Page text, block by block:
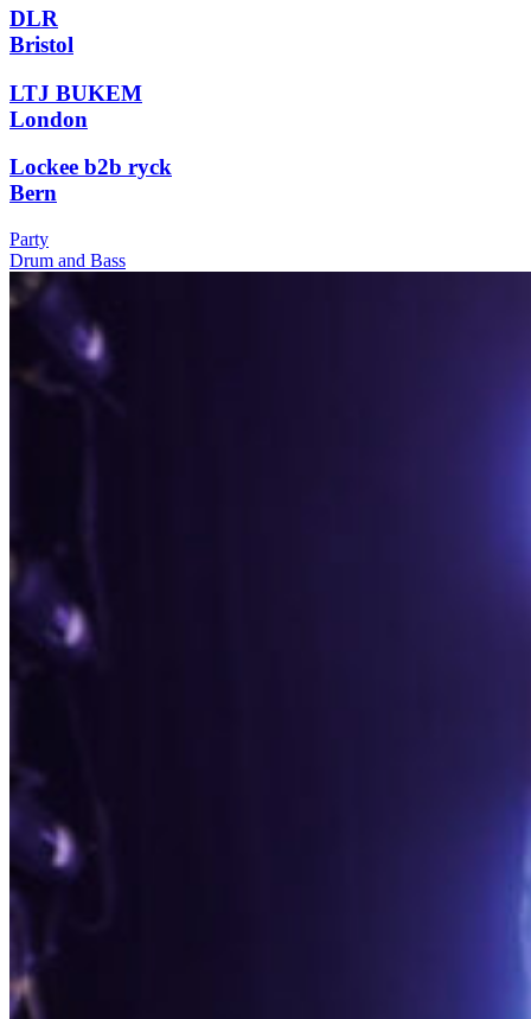
DLR
Bristol
LTJ BUKEM
London
Lockee b2b ryck
Bern
Party
Drum and Bass